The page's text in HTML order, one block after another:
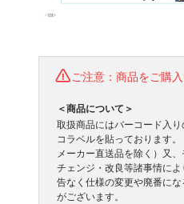
ご注意：商品をご購
＜商品について＞
取扱商品にはバーコード入り
コラベルを貼っております。
メーカー直送品を除く）又、
チェンジ・改良等諸事情によ
告なく仕様の変更や廃番にな
がございます。